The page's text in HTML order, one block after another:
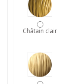
Châtain clair